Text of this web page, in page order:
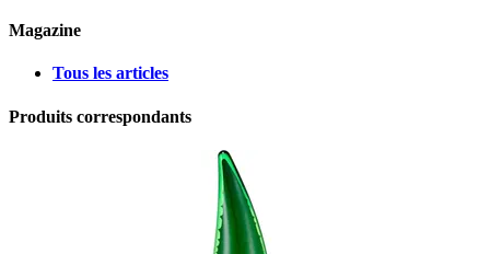
Magazine
Tous les articles
Produits correspondants